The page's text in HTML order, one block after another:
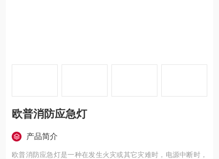
欧普消防应急灯
产品简介
欧普消防应急灯是一种在发生火灾或其它灾难时，电源中断时，